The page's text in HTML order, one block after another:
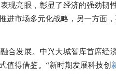
现亮眼，彰显了经济的强劲韧
进市场多元化战略，另一方面，
合发展。中兴大城智库首席经
值得借鉴。“新时期发展科技创